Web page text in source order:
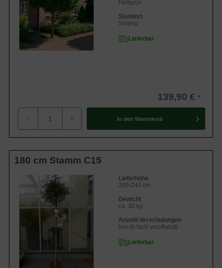
Hellgrün
Standort
Sonnig
Lieferbar
139,90 €
- + In den Warenkorb
180 cm Stamm C15
Lieferhöhe
200-240 cm
Gewicht
ca. 30 kg
Anzahl Verschulungen
6xv (6-fach verpflanzt)
Lieferbar